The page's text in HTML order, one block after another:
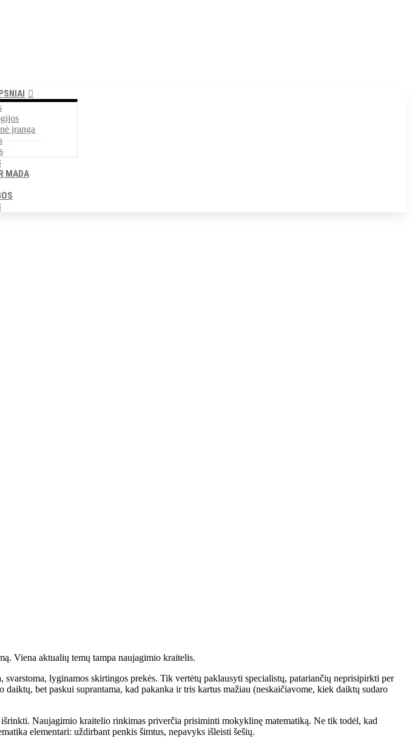
įranga
MADA
Viena aktualių temų tampa naujagimio kraitelis.
lyginamos skirtingos prekės. Tik vertėtų paklausyti specialistų, patariančių neprisipirkti per
bet paskui suprantama, kad pakanka ir tris kartus mažiau (neskaičiavome, kiek daiktų sudaro
Naujagimio kraitelio rinkimas priverčia prisiminti mokyklinę matematiką. Ne tik todėl, kad
elementari: uždirbant penkis šimtus, nepavyks išleisti šešių.